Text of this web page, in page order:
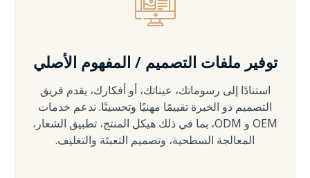
توفير ملفات التصميم / المفهوم الأصلي
استنادًا إلى رسوماتك، عيناتك، أو أفكارك، يقدم فريق
التصميم ذو الخبرة تقييمًا مهنيًا وتحسينًا. ندعم خدمات
OEM و ODM، بما في ذلك هيكل المنتج، تطبيق الشعار،
المعالجة السطحية، وتصميم التعبئة والتغليف.